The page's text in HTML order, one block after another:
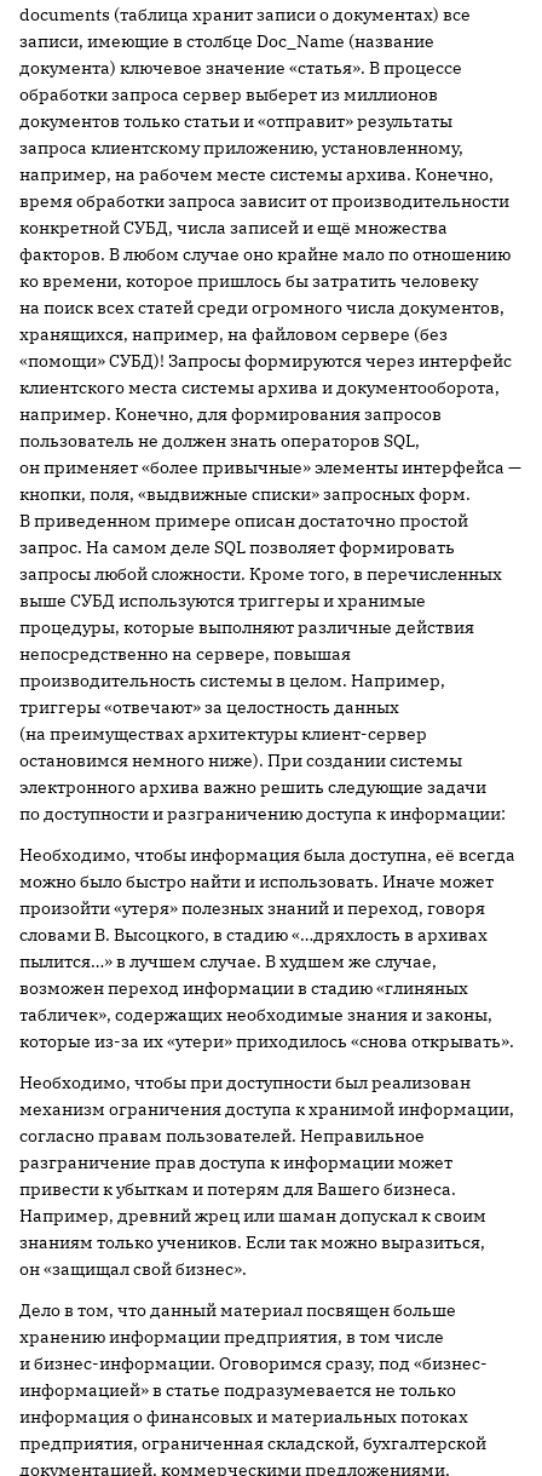
documents (таблица хранит записи о документах) все
записи, имеющие в столбце Doc_Name (название
документа) ключевое значение «статья». В процессе
обработки запроса сервер выберет из миллионов
документов только статьи и «отправит» результаты
запроса клиентскому приложению, установленному,
например, на рабочем месте системы архива. Конечно,
время обработки запроса зависит от производительности
конкретной СУБД, числа записей и ещё множества
факторов. В любом случае оно крайне мало по отношению
ко времени, которое пришлось бы затратить человеку
на поиск всех статей среди огромного числа документов,
хранящихся, например, на файловом сервере (без
«помощи» СУБД)! Запросы формируются через интерфейс
клиентского места системы архива и документооборота,
например. Конечно, для формирования запросов
пользователь не должен знать операторов SQL,
он применяет «более привычные» элементы интерфейса —
кнопки, поля, «выдвижные списки» запросных форм.
В приведенном примере описан достаточно простой
запрос. На самом деле SQL позволяет формировать
запросы любой сложности. Кроме того, в перечисленных
выше СУБД используются триггеры и хранимые
процедуры, которые выполняют различные действия
непосредственно на сервере, повышая
производительность системы в целом. Например,
триггеры «отвечают» за целостность данных
(на преимуществах архитектуры клиент-сервер
остановимся немного ниже). При создании системы
электронного архива важно решить следующие задачи
по доступности и разграничению доступа к информации:
Необходимо, чтобы информация была доступна, её всегда
можно было быстро найти и использовать. Иначе может
произойти «утеря» полезных знаний и переход, говоря
словами В. Высоцкого, в стадию «…дряхлость в архивах
пылится…» в лучшем случае. В худшем же случае,
возможен переход информации в стадию «глиняных
табличек», содержащих необходимые знания и законы,
которые из-за их «утери» приходилось «снова открывать».
Необходимо, чтобы при доступности был реализован
механизм ограничения доступа к хранимой информации,
согласно правам пользователей. Неправильное
разграничение прав доступа к информации может
привести к убыткам и потерям для Вашего бизнеса.
Например, древний жрец или шаман допускал к своим
знаниям только учеников. Если так можно выразиться,
он «защищал свой бизнес».
Дело в том, что данный материал посвящен больше
хранению информации предприятия, в том числе
и бизнес-информации. Оговоримся сразу, под «бизнес-
информацией» в статье подразумевается не только
информация о финансовых и материальных потоках
предприятия, ограниченная складской, бухгалтерской
документацией, коммерческими предложениями,